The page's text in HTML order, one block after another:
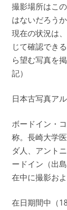
撮影場所はこ
はないだろうか
現在の状況は
じて確認でき
ら望む写真を
記）
日本古写真ア
ボードイン・
称。長崎大学
ダ人、アント
ードイン（出
在中に撮影お
在日期間中（